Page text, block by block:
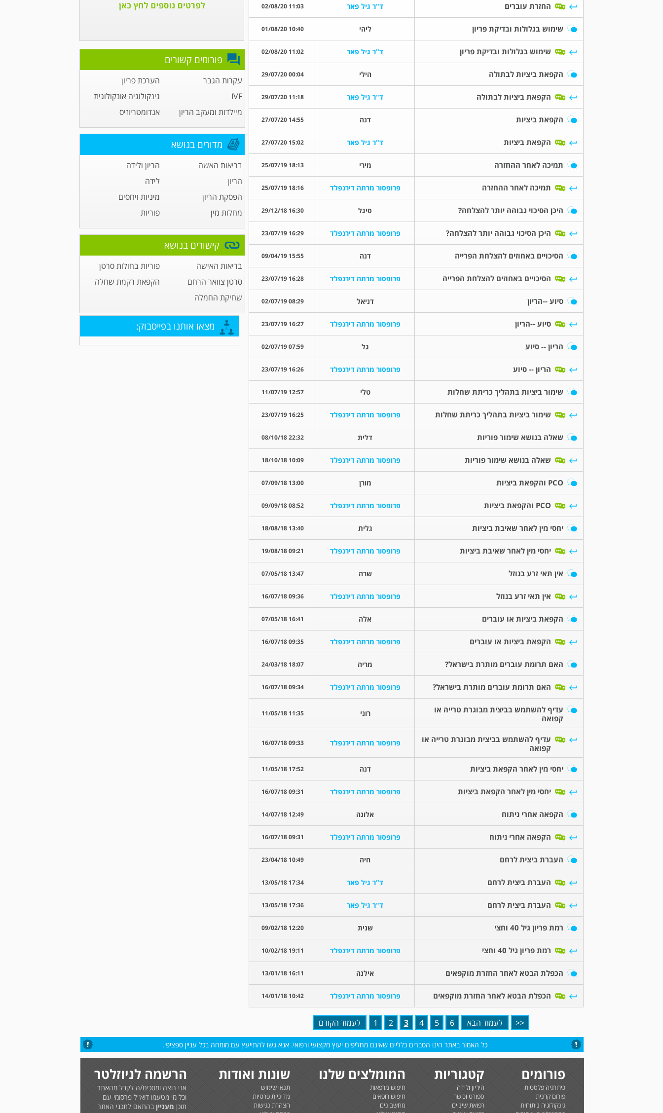
החזרת עוברים ד"ר גיל פאר 11:03 02/08/20
שימוש בגלולות ובדיקת פריון ליהי 10:40 01/08/20
שימוש בגלולות ובדיקת פריון ד"ר גיל פאר 11:02 02/08/20
הקפאת ביציות לבתולה הילי 00:04 29/07/20
הקפאת ביציות לבתולה ד"ר גיל פאר 11:18 29/07/20
הקפאת ביציות דנה 14:55 27/07/20
הקפאת ביציות ד"ר גיל פאר 15:02 27/07/20
תמיכה לאחר ההחזרה מירי 18:13 25/07/19
תמיכה לאחר ההחזרה פרופסור מרתה דירנפלד 18:16 25/07/19
היכן הסיכוי גבוהה יותר להצלחה? סיגל 16:30 29/12/18
היכן הסיכוי גבוהה יותר להצלחה? פרופסור מרתה דירנפלד 16:29 23/07/19
הסיכויים באחוזים להצלחת הפרייה דנה 15:55 09/04/19
הסיכויים באחוזים להצלחת הפרייה פרופסור מרתה דירנפלד 16:28 23/07/19
סיוע --הריון דניאל 08:29 02/07/19
סיוע --הריון פרופסור מרתה דירנפלד 16:27 23/07/19
הריון -- סיוע גל 07:59 02/07/19
הריון -- סיוע פרופסור מרתה דירנפלד 16:26 23/07/19
שימור ביציות בתהליך כריתת שחלות טלי 12:57 11/07/19
שימור ביציות בתהליך כריתת שחלות פרופסור מרתה דירנפלד 16:25 23/07/19
שאלה בנושא שימור פוריות דלית 22:32 08/10/18
שאלה בנושא שימור פוריות פרופסור מרתה דירנפלד 10:09 18/10/18
PCO והקפאת ביציות מורן 13:00 07/09/18
PCO והקפאת ביציות פרופסור מרתה דירנפלד 08:52 09/09/18
יחסי מין לאחר שאיבת ביציות גלית 13:40 18/08/18
יחסי מין לאחר שאיבת ביציות פרופסור מרתה דירנפלד 09:21 19/08/18
אין תאי זרע בנוזל שרה 13:47 07/05/18
אין תאי זרע בנוזל פרופסור מרתה דירנפלד 09:36 16/07/18
הקפאת ביציות או עוברים אלה 16:41 07/05/18
הקפאת ביציות או עוברים פרופסור מרתה דירנפלד 09:35 16/07/18
האם תרומת עוברים מותרת בישראל? מריה 18:07 24/03/18
האם תרומת עוברים מותרת בישראל? פרופסור מרתה דירנפלד 09:34 16/07/18
עדיף להשתמש בביצית מבוגרת טרייה או
קפואה
רוני 11:35 11/05/18
עדיף להשתמש בביצית מבוגרת טרייה או
קפואה
פרופסור מרתה דירנפלד 09:33 16/07/18
יחסי מין לאחר הקפאת ביציות דנה 17:52 11/05/18
יחסי מין לאחר הקפאת ביציות פרופסור מרתה דירנפלד 09:31 16/07/18
הקפאה אחרי ניתוח אלונה 12:49 14/07/18
הקפאה אחרי ניתוח פרופסור מרתה דירנפלד 09:31 16/07/18
העברת ביצית לרחם חיה 10:49 23/04/18
העברת ביצית לרחם ד"ר גיל פאר 17:34 13/05/18
העברת ביצית לרחם ד"ר גיל פאר 17:36 13/05/18
רמת פריון גיל 40 וחצי שנית 12:20 09/02/18
רמת פריון גיל 40 וחצי פרופסור מרתה דירנפלד 19:11 10/02/18
הכפלת הבטא לאחר החזרת מוקפאים אילנה 16:11 13/01/18
הכפלת הבטא לאחר החזרת מוקפאים פרופסור מרתה דירנפלד 10:42 14/01/18
<< לעמוד הבא 1 2 3 4 5 6 לעמוד הקודם
פורומים קשורים
עקרות הגבר
הערכת פריון
IVF
גינקולוגיה אונקולוגית
מיילדות ומעקב הריון
אנדומטריוזיס
מדורים בנושא
בריאות האשה
הריון ולידה
הריון
לידה
הפסקת הריון
מיניות ויחסים
מחלות מין
פוריות
קישורים בנושא
בריאות האישה
פוריות בחולות סרטן
סרטן צוואר הרחם
הקפאת רקמת שחלה
שחיקת החמלה
מצאו אותנו בפייסבוק:
כל האמור באתר הינו הסברים כלליים שאינם מחליפים יעוץ מקצועי ורפואי. אנא גשו להתייעץ עם מומחה בכל עניין ספציפי.
פורומים
כירורגיה פלסטית
פורום קרנית
גינקולוגיה ניתוחית
קטגוריות
היריון ולידה
ספורט וכושר
רפואת שיניים
המומלצים שלנו
חיפוש מרפאות
חיפוש רופאים
מחשבונים
שונות ואודות
תנאי שימוש
מדיניות פרטיות
הצהרת נגישות
הרשמה לניוזלטר
אני רוצה ומסכים/ה לקבל מהאתר
וכל מי מטעמו דוא"ל פרסומי עם
תוכן מענייןבהתאם לתכני האתר